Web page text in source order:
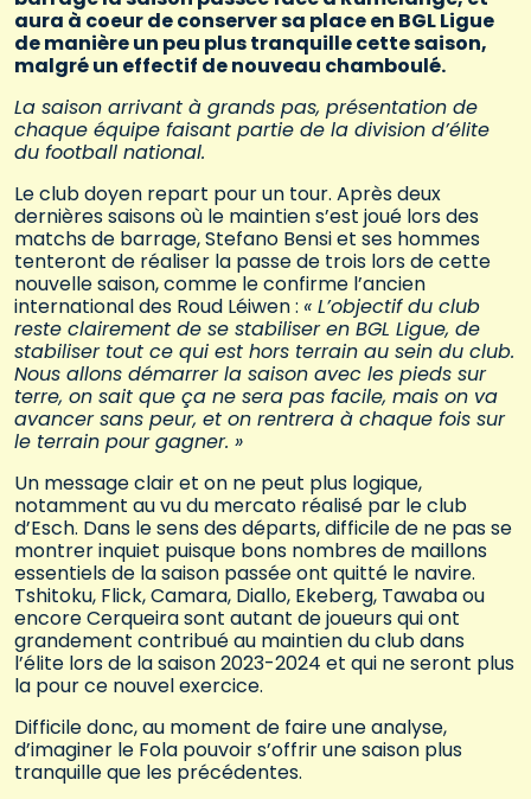
aura à coeur de conserver sa place en BGL Ligue
de manière un peu plus tranquille cette saison,
malgré un effectif de nouveau chamboulé.
La saison arrivant à grands pas, présentation de
chaque équipe faisant partie de la division d’élite
du football national.
Le club doyen repart pour un tour. Après deux
dernières saisons où le maintien s’est joué lors des
matchs de barrage, Stefano Bensi et ses hommes
tenteront de réaliser la passe de trois lors de cette
nouvelle saison, comme le confirme l’ancien
international des Roud Léiwen : « L’objectif du club
reste clairement de se stabiliser en BGL Ligue, de
stabiliser tout ce qui est hors terrain au sein du club.
Nous allons démarrer la saison avec les pieds sur
terre, on sait que ça ne sera pas facile, mais on va
avancer sans peur, et on rentrera à chaque fois sur
le terrain pour gagner. »
Un message clair et on ne peut plus logique,
notamment au vu du mercato réalisé par le club
d’Esch. Dans le sens des départs, difficile de ne pas se
montrer inquiet puisque bons nombres de maillons
essentiels de la saison passée ont quitté le navire.
Tshitoku, Flick, Camara, Diallo, Ekeberg, Tawaba ou
encore Cerqueira sont autant de joueurs qui ont
grandement contribué au maintien du club dans
l’élite lors de la saison 2023-2024 et qui ne seront plus
la pour ce nouvel exercice.
Difficile donc, au moment de faire une analyse,
d’imaginer le Fola pouvoir s’offrir une saison plus
tranquille que les précédentes.